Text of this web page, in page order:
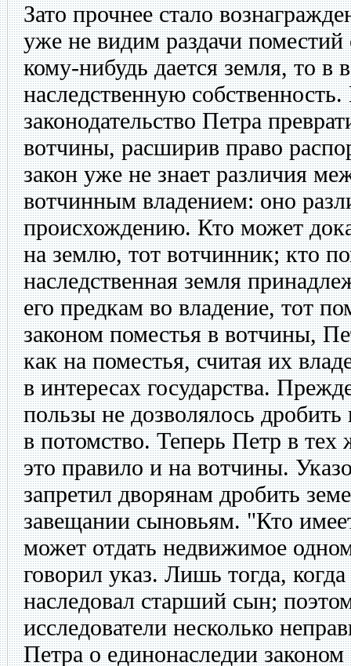
Зато прочнее стало
уже не видим раздачи
кому-нибудь дается земля, то в
наследственную
законодательство Петра
вотчины, расширив право
закон уже не знает различия
вотчинным владением: оно
происхождению. Кто может
на землю, тот вотчинник; кто
наследственная земля
его предкам во владение, тот
законом поместья в вотчины,
как на поместья, считая их
в интересах государства.
пользы не дозволялось
в потомство. Теперь Петр в тех
это правило и на вотчины.
запретил дворянам дробить
завещании сыновьям. "Кто
может отдать недвижимое
говорил указ. Лишь тогда,
наследовал старший сын;
исследователи несколько
Петра о единонаследии